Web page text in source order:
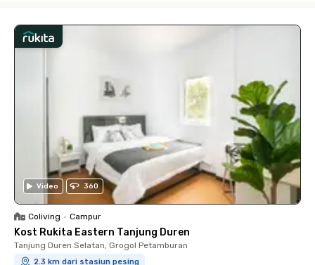
Video 360
Coliving • Campur
Kost Rukita Eastern Tanjung Duren
Tanjung Duren Selatan, Grogol Petamburan
2.3 km dari stasiun pesing